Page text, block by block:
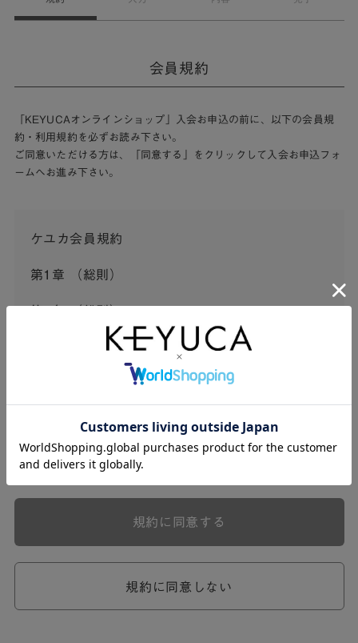
会員規約
「KEYUCAオンラインショップ」入会お申込の前に、以下の会員規
約・利用規約を必ずお読み下さい。
ご同意いただける方は、「同意する」をクリックして入会お申込フォ
ームへお進み下さい。
ケユカ会員規約
第1章 （総則）
この会員規約（以下「本規約」といいます。）は、河淳株
式会社ケユカ事業部（以下「弊社」といいます。）が提供
する一連のサービスに関し、弊社が次条の定めに従い入会
本規約は、会員と弊社との間のサービスの利用に関わる一
切の関係に適用されるものとします。
弊社が一連のサービスを提供するにあたり、本規約のほ
ら個別規定はその名称のいかんに関わらず、本規約の一部
めが優先されるものとします。
規約に同意しない
規約に同意する